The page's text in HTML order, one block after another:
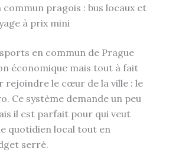
pragois : bus locaux et
à prix mini
en commun de Prague
économique mais tout à fait
rejoindre le cœur de la ville : le
Ce système demande un peu
il est parfait pour qui veut
quotidien local tout en
serré.